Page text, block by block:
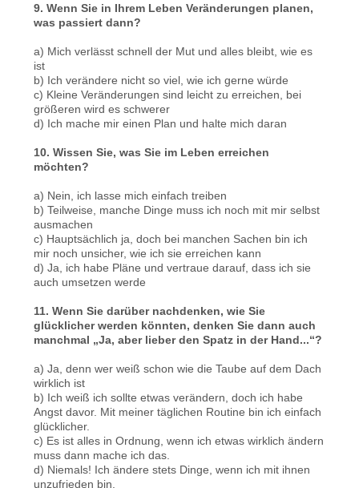
9. Wenn Sie in Ihrem Leben Veränderungen planen,
was passiert dann?
a) Mich verlässt schnell der Mut und alles bleibt, wie es
ist
b) Ich verändere nicht so viel, wie ich gerne würde
c) Kleine Veränderungen sind leicht zu erreichen, bei
größeren wird es schwerer
d) Ich mache mir einen Plan und halte mich daran
10. Wissen Sie, was Sie im Leben erreichen
möchten?
a) Nein, ich lasse mich einfach treiben
b) Teilweise, manche Dinge muss ich noch mit mir selbst
ausmachen
c) Hauptsächlich ja, doch bei manchen Sachen bin ich
mir noch unsicher, wie ich sie erreichen kann
d) Ja, ich habe Pläne und vertraue darauf, dass ich sie
auch umsetzen werde
11. Wenn Sie darüber nachdenken, wie Sie
glücklicher werden könnten, denken Sie dann auch
manchmal „Ja, aber lieber den Spatz in der Hand...“?
a) Ja, denn wer weiß schon wie die Taube auf dem Dach
wirklich ist
b) Ich weiß ich sollte etwas verändern, doch ich habe
Angst davor. Mit meiner täglichen Routine bin ich einfach
glücklicher.
c) Es ist alles in Ordnung, wenn ich etwas wirklich ändern
muss dann mache ich das.
d) Niemals! Ich ändere stets Dinge, wenn ich mit ihnen
unzufrieden bin.